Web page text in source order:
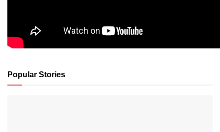
Popular Stories